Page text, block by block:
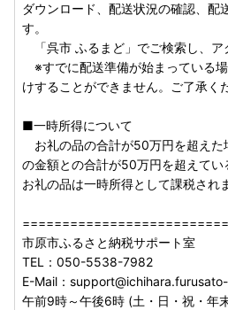
ダウンロード、配送状況の確認、配
す。
「呉市 ふるまど」でご検索し、ア
※すでに配送準備が始まっている
けすることができません。ご了承く
■一時所得について
お礼の品の合計が50万円を超えた
の金額との合計が50万円を超えて
お礼の品は一時所得として課税され
市原市ふるさと納税サポート室
TEL：050-5538-7982
E-Mail：
午前9時～午後6時 (土・日・祝・年